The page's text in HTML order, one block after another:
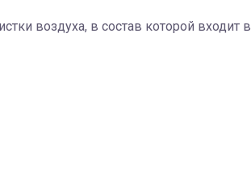
воздуха, в состав которой входит